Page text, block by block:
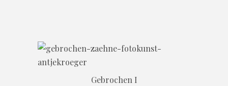
Gebrochen I